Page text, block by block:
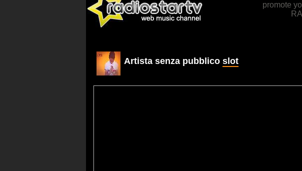
promote
Artista senza pubblico slot